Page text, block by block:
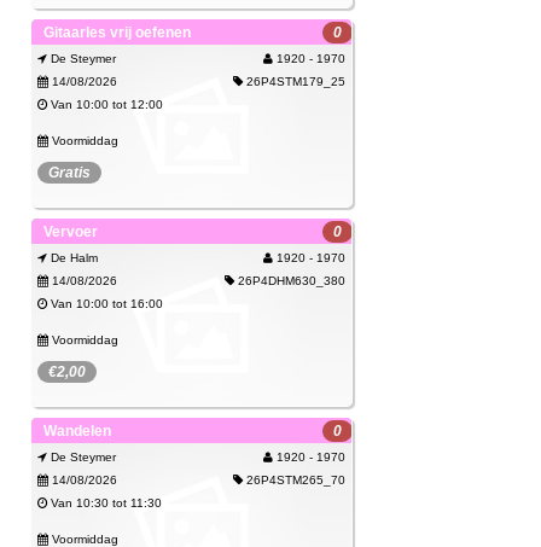
Bekijk
Gitaarles vrij oefenen 0
De Steymer
1920 - 1970
14/08/2026
26P4STM179_25
Van 10:00 tot 12:00
Voormiddag
Gratis
Spijtig, deze activiteit kan je niet meer
boeken.
Gitaarles/samen genieten van muziek maken
Vervoer 0
De Halm
1920 - 1970
14/08/2026
26P4DHM630_380
Van 10:00 tot 16:00
Voormiddag
€2,00
Spijtig, deze activiteit kan je niet meer
boeken.
14/08/2026
Wandelen 0
De Steymer
1920 - 1970
14/08/2026
26P4STM265_70
Van 10:30 tot 11:30
Voormiddag